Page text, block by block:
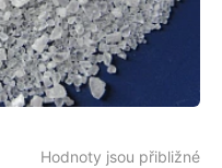
Hodnoty jsou přibližné